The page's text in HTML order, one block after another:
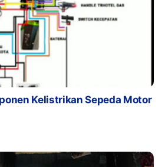
Kelistrikan Sepeda Motor